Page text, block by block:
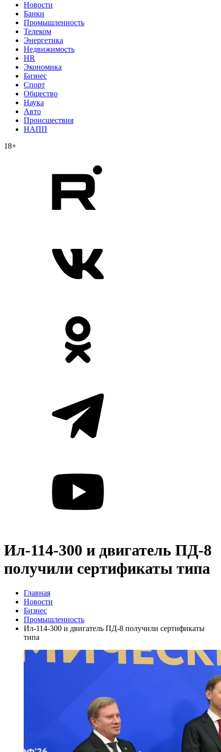
Новости
Банки
Промышленность
Телеком
Энергетика
Недвижимость
HR
Экономика
Бизнес
Спорт
Общество
Наука
Авто
Происшествия
НАПП
18+
Ил-114-300 и двигатель ПД-8
получили сертификаты типа
Главная
Новости
Бизнес
Промышленность
Ил-114-300 и двигатель ПД-8 получили сертификаты
типа